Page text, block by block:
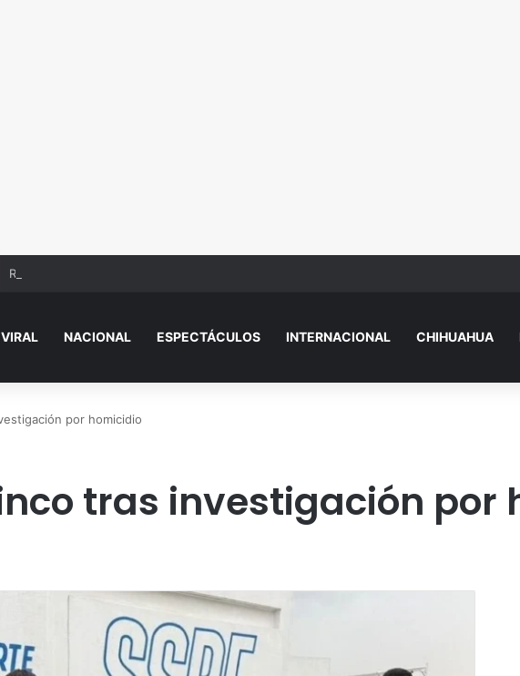
Regreso a clases 2026-2027: docentes vuelven el 24 de agosto y alumnos el 31
VIRAL NACIONAL ESPECTÁCULOS INTERNACIONAL CHIHUAHUA
por homicidio
tras investigación por